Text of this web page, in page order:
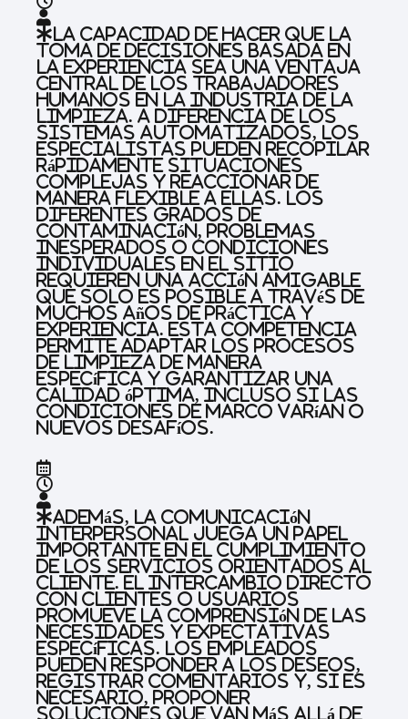
La capacidad de hacer que la
toma de decisiones basada en
la experiencia sea una ventaja
central de los trabajadores
humanos en la industria de la
limpieza. A diferencia de los
sistemas automatizados, los
especialistas pueden recopilar
rápidamente situaciones
complejas y reaccionar de
manera flexible a ellas. Los
diferentes grados de
contaminación, problemas
inesperados o condiciones
individuales en el sitio
requieren una acción amigable
que solo es posible a través de
muchos años de práctica y
experiencia. Esta competencia
permite adaptar los procesos
de limpieza de manera
específica y garantizar una
calidad óptima, incluso si las
condiciones de marco varían o
nuevos desafíos.
Además, la comunicación
interpersonal juega un papel
importante en el cumplimiento
de los servicios orientados al
cliente. El intercambio directo
con clientes o usuarios
promueve la comprensión de las
necesidades y expectativas
específicas. Los empleados
pueden responder a los deseos,
registrar comentarios y, si es
necesario, proponer
soluciones que van más allá de